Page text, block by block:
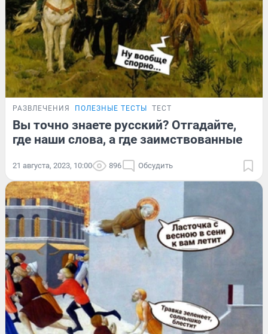
РАЗВЛЕЧЕНИЯ ПОЛЕЗНЫЕ ТЕСТЫ ТЕСТ
Вы точно знаете русский? Отгадайте,
где наши слова, а где заимствованные
21 августа, 2023, 10:00 896 Обсудить